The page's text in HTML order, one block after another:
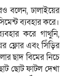
ঢালাইয়ের
ব্যবহার করে।
করে গাথুনি,
ফ্লোর এবং সিঁড়ির
ছাদ বিমের নিচে
ছোট ফাটল দেখা